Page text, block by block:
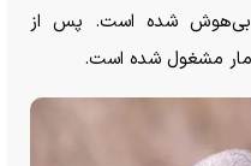
شده است. پس از
مار مشغول شده است.